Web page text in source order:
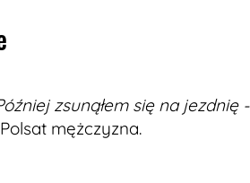
zsunąłem się na jezdnię -
mężczyzna.